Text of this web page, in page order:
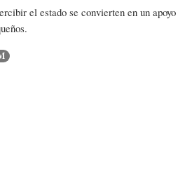
el estado se convierten en un apoyo